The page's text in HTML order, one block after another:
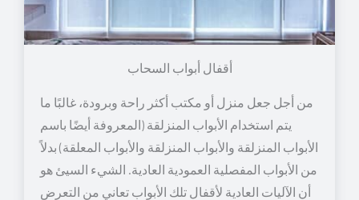
أقفال أبواب السحاب
من أجل جعل منزل أو مكتب أكثر راحة وبرودة، غالبًا ما
يتم استخدام الأبواب المنزلقة (المعروفة أيضًا باسم
الأبواب المنزلقة والأبواب المنزلقة والأبواب المعلقة) بدلاً
من الأبواب المفصلية العمودية العادية. الشيء السيئ هو
أن الآليات العادية لأقفال تلك الأبواب تعاني من التعرض